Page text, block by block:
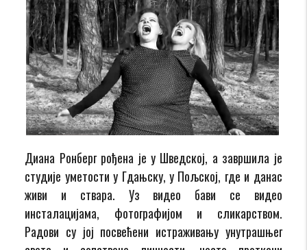
Диана Ронберг рођена је у Шведској, а завршила је
студије уметости у Гдањску, у Пољској, где и данас
живи и ствара. Уз видео бави се видео
инсталацијама, фотографијом и сликарством.
Радови су јој посвећени истраживању унутрашњег